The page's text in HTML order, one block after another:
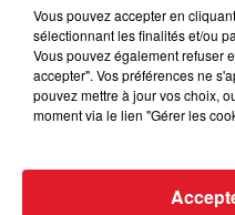
15 juillet 2026
BÉTHUNE:
VOLONTAIRE EN
Selon les premiers
à des prostituées
Vous pouvez accepter en
sélectionnant les finalités et/ou
Vous pouvez également refuser
accepter". Vos préférences ne
pouvez mettre à jour vos choix,
moment via le lien "Gérer les